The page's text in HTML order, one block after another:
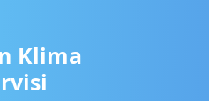
Klima